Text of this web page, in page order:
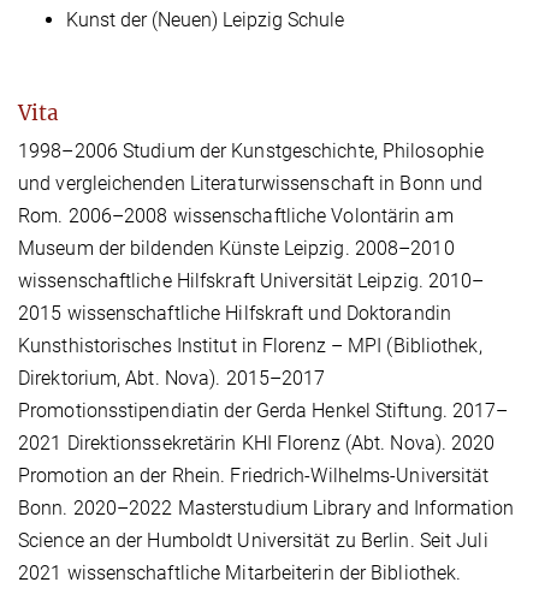
Kunst der (Neuen) Leipzig Schule
Vita
1998–2006 Studium der Kunstgeschichte, Philosophie
und vergleichenden Literaturwissenschaft in Bonn und
Rom. 2006–2008 wissenschaftliche Volontärin am
Museum der bildenden Künste Leipzig. 2008–2010
wissenschaftliche Hilfskraft Universität Leipzig. 2010–
2015 wissenschaftliche Hilfskraft und Doktorandin
Kunsthistorisches Institut in Florenz – MPI (Bibliothek,
Direktorium, Abt. Nova). 2015–2017
Promotionsstipendiatin der Gerda Henkel Stiftung. 2017–
2021 Direktionssekretärin KHI Florenz (Abt. Nova). 2020
Promotion an der Rhein. Friedrich-Wilhelms-Universität
Bonn. 2020–2022 Masterstudium Library and Information
Science an der Humboldt Universität zu Berlin. Seit Juli
2021 wissenschaftliche Mitarbeiterin der Bibliothek.